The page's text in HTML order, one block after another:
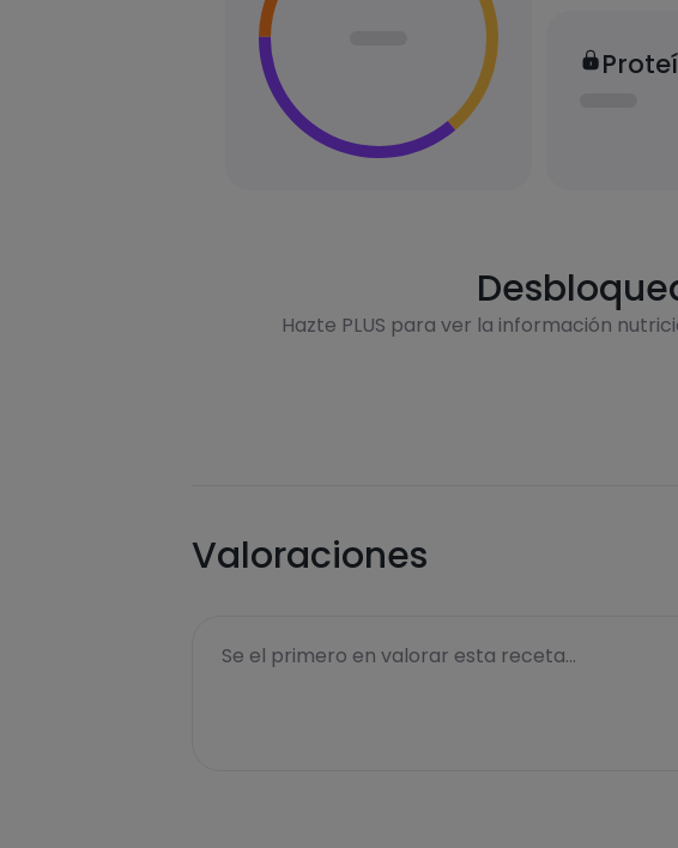
Hazte PLUS para ver la información
Valoraciones
Se el primero en valorar esta receta...